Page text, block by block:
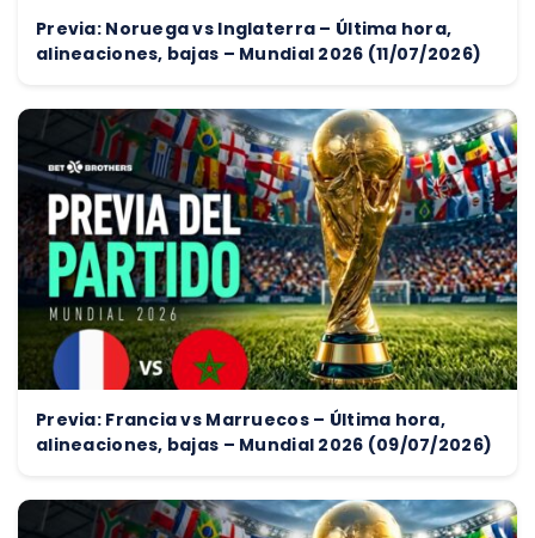
Previa: Noruega vs Inglaterra – Última hora,
alineaciones, bajas – Mundial 2026 (11/07/2026)
Previa: Francia vs Marruecos – Última hora,
alineaciones, bajas – Mundial 2026 (09/07/2026)